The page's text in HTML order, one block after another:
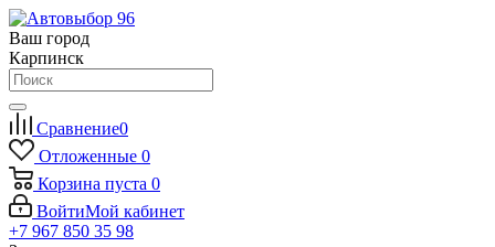
Ваш город
Карпинск
Сравнение0
Отложенные 0
Корзина пуста 0
ВойтиМой кабинет
+7 967 850 35 98